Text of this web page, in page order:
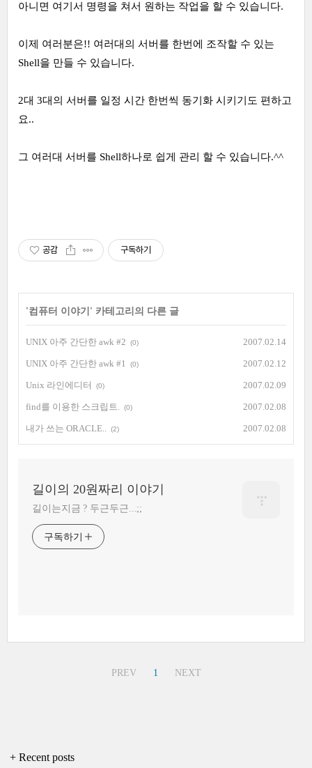
아니면 여기서 명령을 쳐서 원하는 작업을 할 수 있습니다.
이제 여러분은!! 여러대의 서버를 한번에 조작할 수 있는
Shell을 만들 수 있습니다.
2대 3대의 서버를 일정 시간 한번씩 동기화 시키기도 편하고
요..
그 여러대 서버를 Shell하나로 쉽게 관리 할 수 있습니다.^^
공감 구독하기
'컴퓨터 이야기 ' 카테고리의 다른 글
UNIX 아주 간단한 awk #2 (0) 2007.02.14
UNIX 아주 간단한 awk #1 (0) 2007.02.12
Unix 라인에디터 (0) 2007.02.09
find를 이용한 스크립트. (0) 2007.02.08
내가 쓰는 ORACLE.. (2) 2007.02.08
길이의 20원짜리 이야기
길이는지금 ? 두근두근...;;
구독하기
PREV 1 NEXT
+ Recent posts